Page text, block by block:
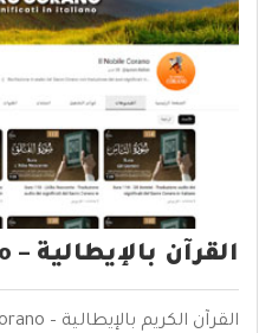
القرآن بالإيطالية – Il Nobile Corano
القرآن الكريم بالإيطالية – Il Nobile Corano